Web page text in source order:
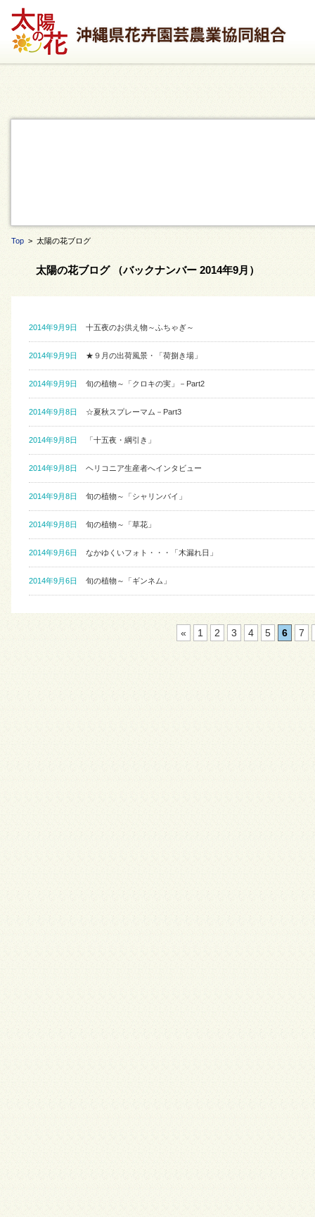
Top > 太陽の花ブログ
太陽の花ブログ （バックナンバー 2014年9月）
2014年9月9日 十五夜のお供え物～ふちゃぎ～
2014年9月9日 ★９月の出荷風景・「荷捌き場」
2014年9月9日 旬の植物～「クロキの実」－Part2
2014年9月8日 ☆夏秋スプレーマム－Part3
2014年9月8日 「十五夜・綱引き」
2014年9月8日 ヘリコニア生産者へインタビュー
2014年9月8日 旬の植物～「シャリンバイ」
2014年9月8日 旬の植物～「草花」
2014年9月6日 なかゆくいフォト・・・「木漏れ日」
2014年9月6日 旬の植物～「ギンネム」
« 1 2 3 4 5 6 7